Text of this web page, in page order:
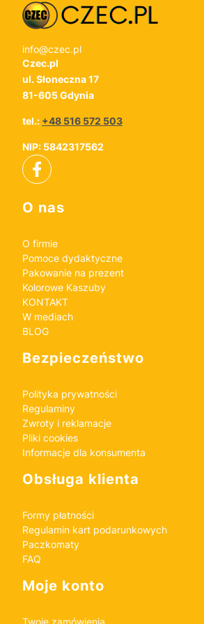
info@czec.pl
Czec.pl
ul. Słoneczna 17
81-605 Gdynia
tel.: +48 516 572 503
NIP: 5842317562
Linki w stopce
O nas
O firmie
Pomoce dydaktyczne
Pakowanie na prezent
Kolorowe Kaszuby
KONTAKT
W mediach
BLOG
Bezpieczeństwo
Polityka prywatności
Regulaminy
Zwroty i reklamacje
Pliki cookies
Informacje dla konsumenta
Obsługa klienta
Formy płatności
Regulamin kart podarunkowych
Paczkomaty
FAQ
Moje konto
Twoje zamówienia